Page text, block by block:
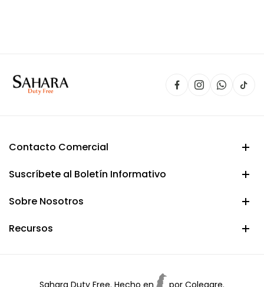
Contacto Comercial
Suscríbete al Boletín Informativo
Sobre Nosotros
Recursos
Sahara Duty Free. Hecho en por Colegare.